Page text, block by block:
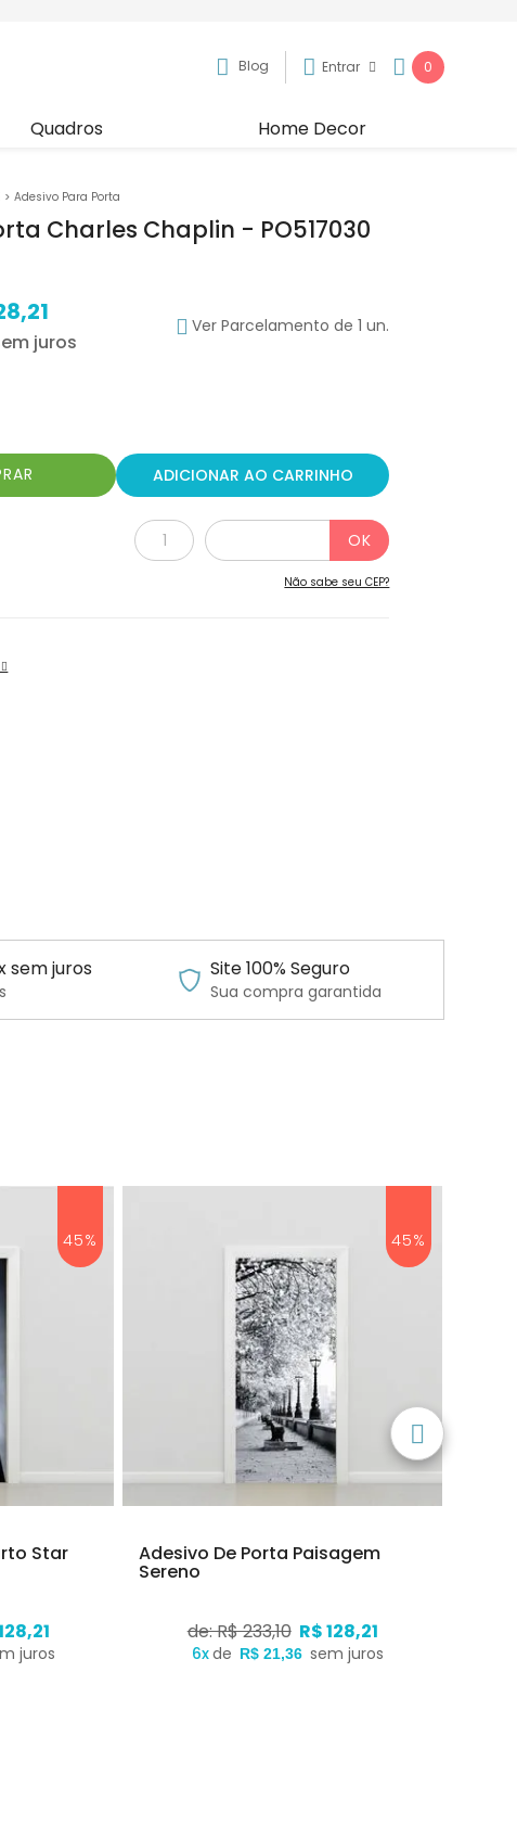
Blog Entrar 0
Quadros Home Decor
Adesivo Para Porta
Charles Chaplin - PO517030
Ver Parcelamento de 1 un.
ADICIONAR AO CARRINHO
Não sabe seu CEP?
sem juros Site 100% Seguro
Sua compra garantida
45%
Star
juros
45%
Adesivo De Porta Paisagem
Sereno
de: R$ 233,10 R$ 128,21
6xde R$ 21,36 sem juros